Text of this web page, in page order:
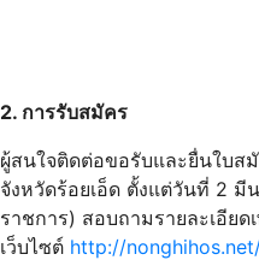
2. การรับสมัคร
ผู้สนใจติดต่อขอรับและยื่นใบส
จังหวัดร้อยเอ็ด ตั้งแต่วันที่ 2 มี
ราชการ) สอบถามรายละเอีย
เว็บไซต์ http://